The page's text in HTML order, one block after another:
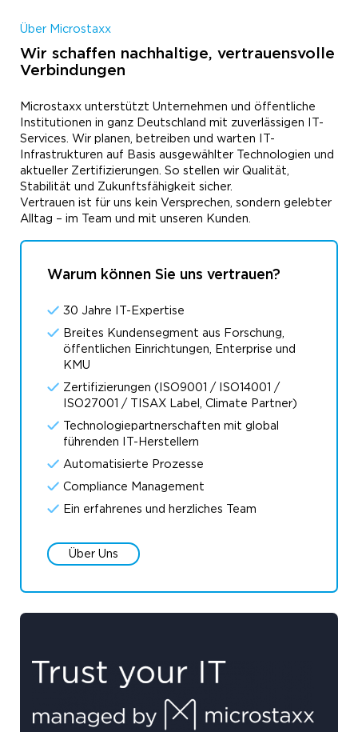
Über Microstaxx
Wir schaffen nachhaltige, vertrauensvolle
Verbindungen
Microstaxx unterstützt Unternehmen und öffentliche
Institutionen in ganz Deutschland mit zuverlässigen IT-
Services. Wir planen, betreiben und warten IT-
Infrastrukturen auf Basis ausgewählter Technologien und
aktueller Zertifizierungen. So stellen wir Qualität,
Stabilität und Zukunftsfähigkeit sicher.
Vertrauen ist für uns kein Versprechen, sondern gelebter
Alltag – im Team und mit unseren Kunden.
Warum können Sie uns vertrauen?
30 Jahre IT-Expertise
Breites Kundensegment aus Forschung,
öffentlichen Einrichtungen, Enterprise und
KMU
Zertifizierungen (ISO9001 / ISO14001 /
ISO27001 / TISAX Label, Climate Partner)
Technologiepartnerschaften mit global
führenden IT-Herstellern
Automatisierte Prozesse
Compliance Management
Ein erfahrenes und herzliches Team
Über Uns